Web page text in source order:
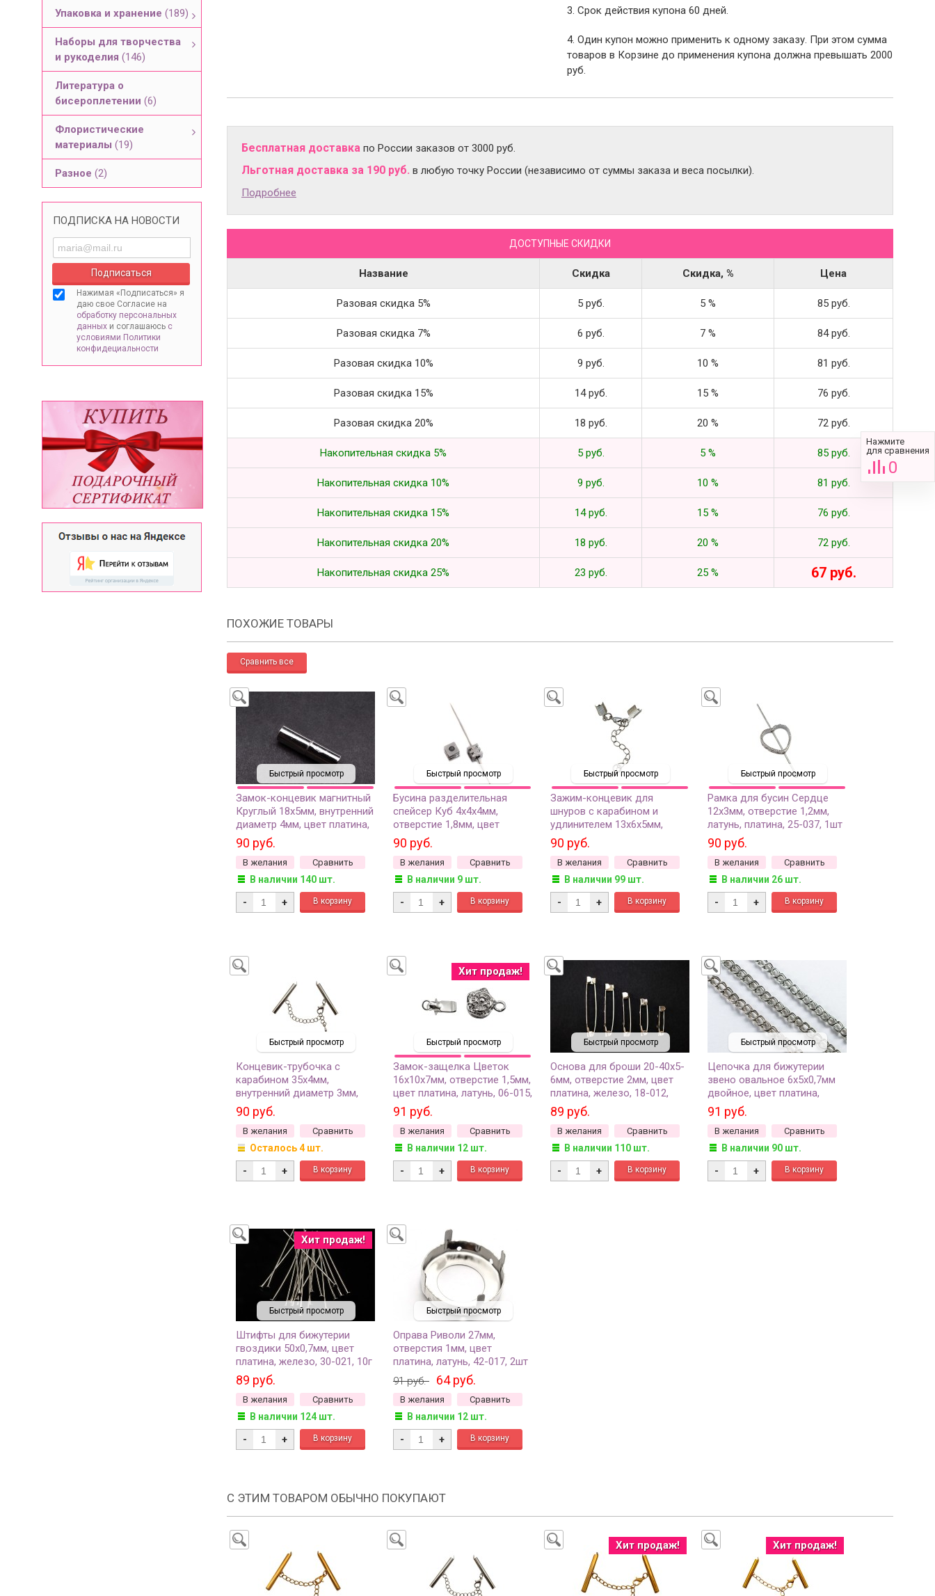
Упаковка и хранение (189)
Наборы для творчества
и рукоделия (146)
Литература о
бисероплетении (6)
Флористические
материалы (19)
Разное (2)
ПОДПИСКА НА НОВОСТИ
Нажимая «Подписаться» я
даю свое Согласие на
обработку персональных
данных и соглашаюсь с
условиями Политики
конфидециальности
3. Срок действия купона 60 дней.
4. Один купон можно применить к одному заказу. При этом сумма
товаров в Корзине до применения купона должна превышать 2000
руб.
Бесплатная доставка по России заказов от 3000 руб.
Льготная доставка за 190 руб. в любую точку России (независимо от суммы заказа и веса посылки).
Подробнее
ДОСТУПНЫЕ СКИДКИ
Название Скидка Скидка, % Цена
Разовая скидка 5% 5 руб. 5 % 85 руб.
Разовая скидка 7% 6 руб. 7 % 84 руб.
Разовая скидка 10% 9 руб. 10 % 81 руб.
Разовая скидка 15% 14 руб. 15 % 76 руб.
Разовая скидка 20% 18 руб. 20 % 72 руб.
Накопительная скидка 5% 5 руб. 5 % 85 руб.
Накопительная скидка 10% 9 руб. 10 % 81 руб.
Накопительная скидка 15% 14 руб. 15 % 76 руб.
Накопительная скидка 20% 18 руб. 20 % 72 руб.
Накопительная скидка 25% 23 руб. 25 % 67 руб.
ПОХОЖИЕ ТОВАРЫ
Быстрый просмотр
Замок-концевик магнитный
Круглый 18х5мм, внутренний
диаметр 4мм, цвет платина,
латунь, 10-033, 1шт
90 руб.
В желания Сравнить
В наличии 140 шт.
- +
Быстрый просмотр
Бусина разделительная
спейсер Куб 4х4х4мм,
отверстие 1,8мм, цвет
платина, латунь, 24-162, 5шт
90 руб.
В желания Сравнить
В наличии 9 шт.
- +
Быстрый просмотр
Зажим-концевик для
шнуров с карабином и
удлинителем 13х6х5мм,
карабин 12х6х3мм,
удлинитель 4,5см, цвет
платина, латунь, 04-194, 1шт
90 руб.
В желания Сравнить
В наличии 99 шт.
- +
Быстрый просмотр
Рамка для бусин Сердце
12х3мм, отверстие 1,2мм,
латунь, платина, 25-037, 1шт
90 руб.
В желания Сравнить
В наличии 26 шт.
- +
Быстрый просмотр
Концевик-трубочка с
карабином 35х4мм,
внутренний диаметр 3мм,
карабин 11х6мм, удлинитель
6см, цвет платина, железо,
04-221, 1 комплект
90 руб.
В желания Сравнить
Осталось 4 шт.
- +
Быстрый просмотр
Хит продаж!
Замок-защелка Цветок
16х10х7мм, отверстие 1,5мм,
цвет платина, латунь, 06-015,
1шт
91 руб.
В желания Сравнить
В наличии 12 шт.
- +
Быстрый просмотр
Основа для броши 20-40х5-
6мм, отверстие 2мм, цвет
платина, железо, 18-012,
10шт
89 руб.
В желания Сравнить
В наличии 110 шт.
- +
Быстрый просмотр
Цепочка для бижутерии
звено овальное 6х5х0,7мм
двойное, цвет платина,
железо, 27-014, 1м
91 руб.
В желания Сравнить
В наличии 90 шт.
- +
Быстрый просмотр
Хит продаж!
Штифты для бижутерии
гвоздики 50х0,7мм, цвет
платина, железо, 30-021, 10г
(около 50шт)
89 руб.
В желания Сравнить
В наличии 124 шт.
- +
Быстрый просмотр
Оправа Риволи 27мм,
отверстия 1мм, цвет
платина, латунь, 42-017, 2шт
91 руб.
64 руб.
В желания Сравнить
В наличии 12 шт.
- +
С ЭТИМ ТОВАРОМ ОБЫЧНО ПОКУПАЮТ
Хит продаж! Хит продаж!
Нажмите
для сравнения
0